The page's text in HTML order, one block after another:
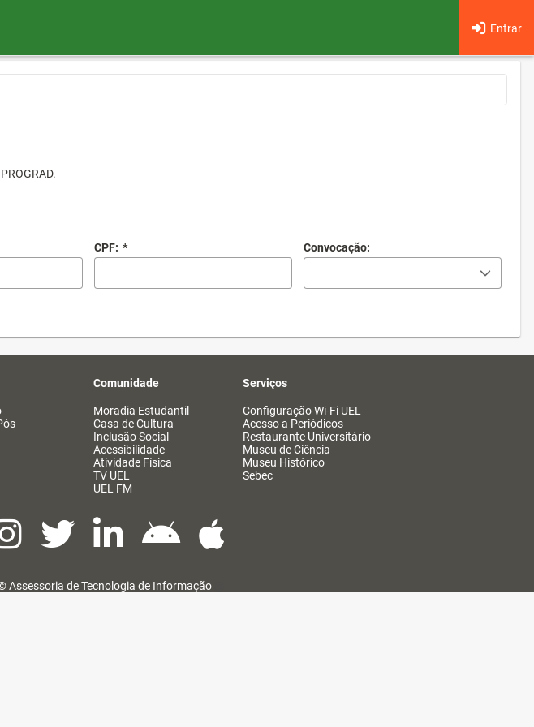
Entrar
CPF: * Convocação:
Comunidade
Moradia Estudantil
Casa de Cultura
Inclusão Social
Acessibilidade
Atividade Física
TV UEL
UEL FM
Serviços
Configuração Wi-Fi UEL
Acesso a Periódicos
Restaurante Universitário
Museu de Ciência
Museu Histórico
Sebec
Assessoria de Tecnologia de Informação